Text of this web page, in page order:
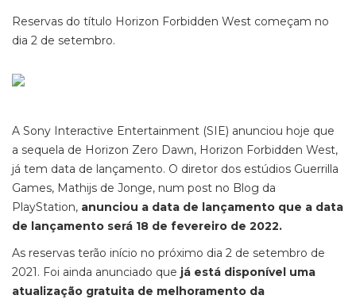
Reservas do título Horizon Forbidden West começam no
dia 2 de setembro.
A Sony Interactive Entertainment (SIE) anunciou hoje que
a sequela de Horizon Zero Dawn, Horizon Forbidden West,
já tem data de lançamento. O diretor dos estúdios Guerrilla
Games, Mathijs de Jonge, num post no Blog da
PlayStation, anunciou a data de lançamento que a data
de lançamento será 18 de fevereiro de 2022.
As reservas terão início no próximo dia 2 de setembro de
2021. Foi ainda anunciado que já está disponível uma
atualização gratuita de melhoramento da